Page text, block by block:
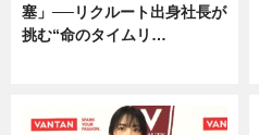
塞」──リクルート出身社長が
挑む“命のタイムリ…